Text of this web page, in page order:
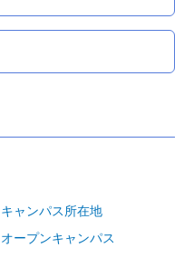
キャンパス所在地
オープンキャンパス